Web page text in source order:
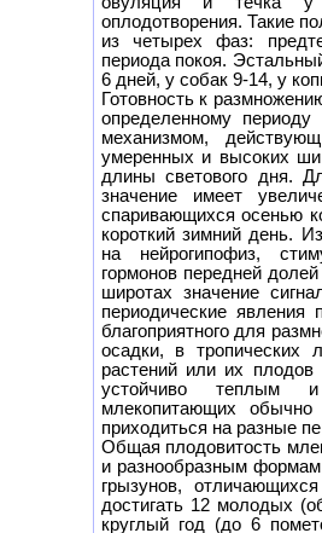
оплодотворения. Такие
из четырех фаз:
периода покоя.
6 дней, у собак 9-14, у
Готовность к
определенному
механизмом,
умеренных и высоких
длины светового дня.
значение имеет
спаривающихся осенью
короткий зимний день.
на нейрогипофиз,
гормонов передней
широтах значение
периодические
благоприятного для
осадки, в тропических
растений или их
устойчиво теплым
млекопитающих
приходиться на разные
Общая плодовитость
и разнообразным
грызунов,
достигать 12 молодых
круглый год (до 6